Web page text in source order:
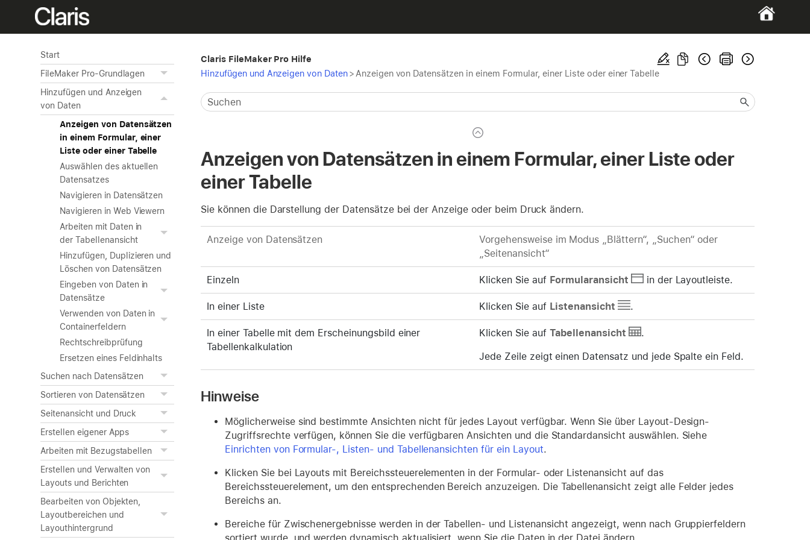
Start
FileMaker Pro-Grundlagen
Hinzufügen und Anzeigen
von Daten
Anzeigen von Datensätzen
in einem Formular, einer
Liste oder einer Tabelle
Auswählen des aktuellen
Datensatzes
Navigieren in Datensätzen
Navigieren in Web Viewern
Arbeiten mit Daten in
der Tabellenansicht
Hinzufügen, Duplizieren und
Löschen von Datensätzen
Eingeben von Daten in
Datensätze
Verwenden von Daten in
Containerfeldern
Rechtschreibprüfung
Ersetzen eines Feldinhalts
Suchen nach Datensätzen
Sortieren von Datensätzen
Seitenansicht und Druck
Erstellen eigener Apps
Arbeiten mit Bezugstabellen
Erstellen und Verwalten von
Layouts und Berichten
Bearbeiten von Objekten,
Layoutbereichen und
Layouthintergrund
Claris FileMaker Pro Hilfe
Hinzufügen und Anzeigen von Daten> Anzeigen von Datensätzen in einem Formular, einer Liste oder einer Tabelle
Anzeigen von Datensätzen in einem Formular, einer Liste oder
einer Tabelle
Sie können die Darstellung der Datensätze bei der Anzeige oder beim Druck ändern.
Anzeige von Datensätzen
Vorgehensweise im Modus „Blättern“, „Suchen“ oder
„Seitenansicht“
Einzeln Klicken Sie auf Formularansicht in der Layoutleiste.
In einer Liste Klicken Sie auf Listenansicht .
In einer Tabelle mit dem Erscheinungsbild einer
Tabellenkalkulation
Klicken Sie auf Tabellenansicht .
Jede Zeile zeigt einen Datensatz und jede Spalte ein Feld.
Hinweise
Möglicherweise sind bestimmte Ansichten nicht für jedes Layout verfügbar. Wenn Sie über Layout-Design-
Zugriffsrechte verfügen, können Sie die verfügbaren Ansichten und die Standardansicht auswählen. Siehe
Einrichten von Formular-, Listen- und Tabellenansichten für ein Layout.
Klicken Sie bei Layouts mit Bereichssteuerelementen in der Formular- oder Listenansicht auf das
Bereichssteuerelement, um den entsprechenden Bereich anzuzeigen. Die Tabellenansicht zeigt alle Felder jedes
Bereichs an.
Bereiche für Zwischenergebnisse werden in der Tabellen- und Listenansicht angezeigt, wenn nach Gruppierfeldern